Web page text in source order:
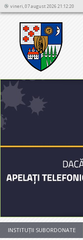
vineri, 07 august 2026 21:12:20
INSTITUȚII SUBORDONATE